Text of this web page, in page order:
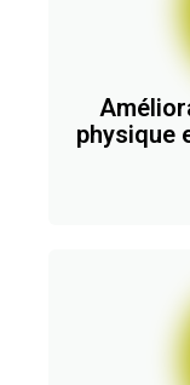
physique